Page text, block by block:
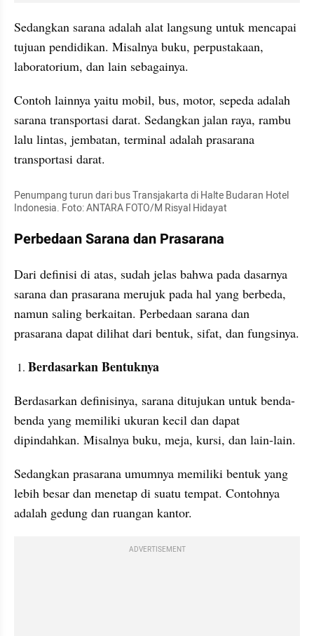
Sedangkan sarana adalah alat langsung untuk mencapai
tujuan pendidikan. Misalnya buku, perpustakaan,
laboratorium, dan lain sebagainya.
Contoh lainnya yaitu mobil, bus, motor, sepeda adalah
sarana transportasi darat. Sedangkan jalan raya, rambu
lalu lintas, jembatan, terminal adalah prasarana
transportasi darat.
Penumpang turun dari bus Transjakarta di Halte Budaran Hotel
Indonesia. Foto: ANTARA FOTO/M Risyal Hidayat
Perbedaan Sarana dan Prasarana
Dari definisi di atas, sudah jelas bahwa pada dasarnya
sarana dan prasarana merujuk pada hal yang berbeda,
namun saling berkaitan. Perbedaan sarana dan
Berdasarkan Bentuknya
Berdasarkan definisinya, sarana ditujukan untuk benda-
benda yang memiliki ukuran kecil dan dapat
dipindahkan. Misalnya buku, meja, kursi, dan lain-lain.
Sedangkan prasarana umumnya memiliki bentuk yang
lebih besar dan menetap di suatu tempat. Contohnya
adalah gedung dan ruangan kantor.
ADVERTISEMENT